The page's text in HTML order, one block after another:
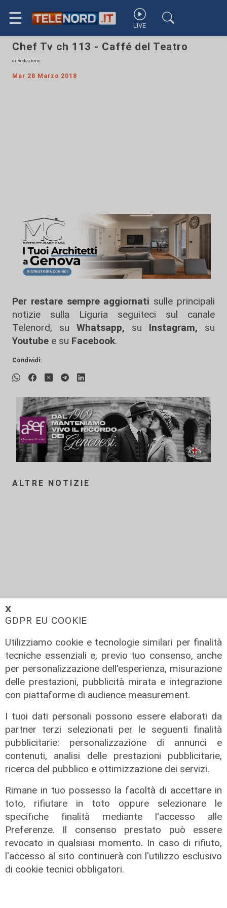
☰ LIVE
𝗫
GDPR EU COOKIE
Utilizziamo cookie e tecnologie similari per finalità
tecniche essenziali e, previo tuo consenso, anche
per personalizzazione dell'esperienza, misurazione
delle prestazioni, pubblicità mirata e integrazione
con piattaforme di audience measurement.
I tuoi dati personali possono essere elaborati da
partner terzi selezionati per le seguenti finalità
pubblicitarie: personalizzazione di annunci e
contenuti, analisi delle prestazioni pubblicitarie,
ricerca del pubblico e ottimizzazione dei servizi.
Rimane in tuo possesso la facoltà di accettare in
toto, rifiutare in toto oppure selezionare le
specifiche finalità mediante l'accesso alle
Preferenze. Il consenso prestato può essere
revocato in qualsiasi momento. In caso di rifiuto,
l'accesso al sito continuerà con l'utilizzo esclusivo
di cookie tecnici obbligatori.
Chef Tv ch 113 - Caffé del Teatro
di Redazione
Mer 28 Marzo 2018
Per restare sempre aggiornati sulle principali
notizie sulla Liguria seguiteci sul canale
Telenord, su
Whatsapp, su Instagram, su
Youtube e su Facebook.
Condividi:
ALTRE NOTIZIE
La storia del cibo: le ricette liguri
tra le più antiche
29/01/2020
ATTUALITÀ POLITICA SPORT SALUTE
CULTURA ECONOMIA TRANSPORT